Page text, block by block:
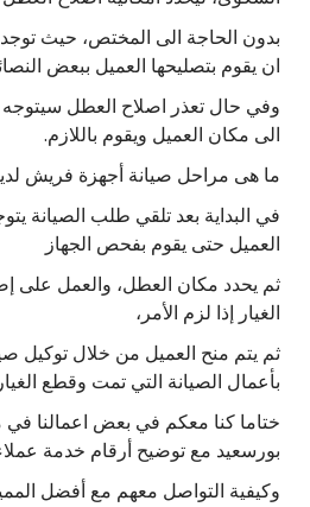
بدون الحاجة الى المختص، حيث
ان يقوم بتصليحها العميل ببعض
وفي حال تعذر اصلاح العطل
الى مكان العميل ويقوم باللازم.
ما هى مراحل صيانة أجهزة فريش
في البداية بعد تلقي طلب الصيانة
العميل حتى يقوم بفحص الجهاز
ثم يحدد مكان العطل، والعمل على
الغيار إذا لزم الأمر،
ثم يتم منح العميل من خلال توكيل
بأعمال الصيانة التي تمت وقطع الغيار
ختاما كنا معكم في بعض اعمالنا
بورسعيد مع توضيح أرقام خدمة
وكيفية التواصل معهم مع أفضل